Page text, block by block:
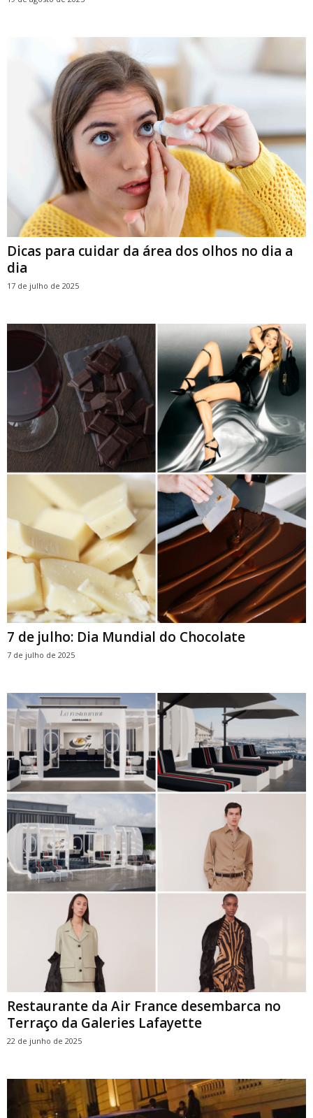
Dicas para cuidar da área dos olhos no dia a
dia
17 de julho de 2025
7 de julho: Dia Mundial do Chocolate
7 de julho de 2025
Restaurante da Air France desembarca no
Terraço da Galeries Lafayette
22 de junho de 2025